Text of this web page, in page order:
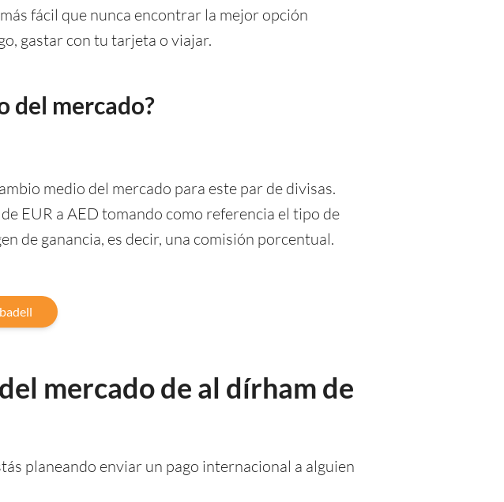
fácil que nunca encontrar la mejor opción
gastar con tu tarjeta o viajar.
del mercado?
medio del mercado para este par de divisas.
EUR a AED tomando como referencia el tipo de
de ganancia, es decir, una comisión porcentual.
mercado de al dírham de
planeando enviar un pago internacional a alguien